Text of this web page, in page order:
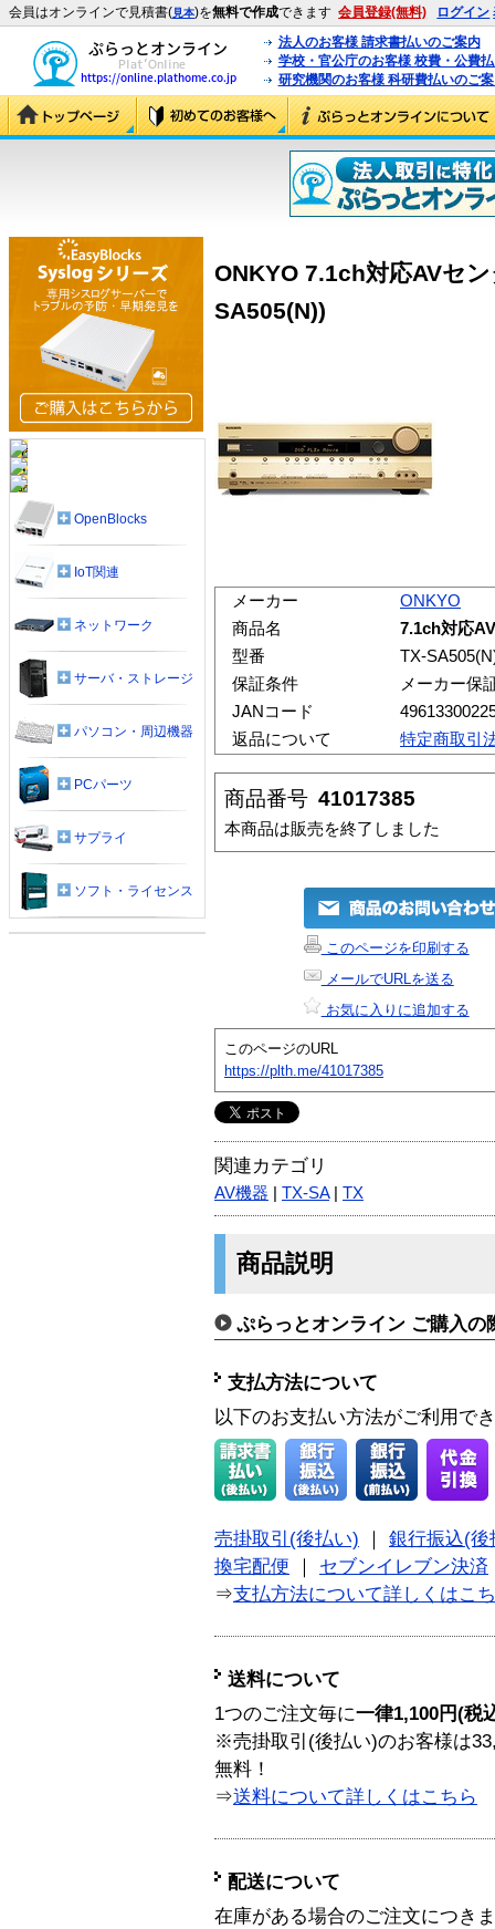
会員はオンラインで見積書(見本)を無料で作成できます 会員登録(無料) ログイン
法人のお客様 請求書払いのご案内
学校・官公庁のお客様 校費・公費
研究機関のお客様 科研費払いのご
ONKYO 7.1ch対応AVセ
SA505(N))
メーカー
ONKYO
商品名
7.1ch対応
型番
TX-
保証条件
メーカー保
JANコード
返品について
特定商取引
商品番号 41017385
本商品は販売を終了しました
このページを印刷する
メールでURLを送る
お気に入りに追加する
このページのURL
https://plth.me/41017385
関連カテゴリ
AV機器 TX-SA| TX
商品説明
ぷらっとオンライン ご購入の
支払方法について
以下のお支払い方法がご利用で
売掛取引(後払い)
銀行振込(後
換宅配便
セブンイレブン決済
⇒支払方法について詳しくはこ
送料について
1つのご注文毎に一律1,100円(税
※売掛取引(後払い)のお客様は
無料！
⇒送料について詳しくはこちら
配送について
在庫がある場合のご注文につき
OpenBlocks
IoT関連
ネットワーク
サーバ・ストレージ
パソコン・周辺機器
PCパーツ
サプライ
ソフト・ライセンス